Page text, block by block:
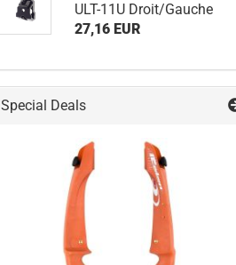
ULT-11U Droit/Gauche
27,16 EUR
Special Deals